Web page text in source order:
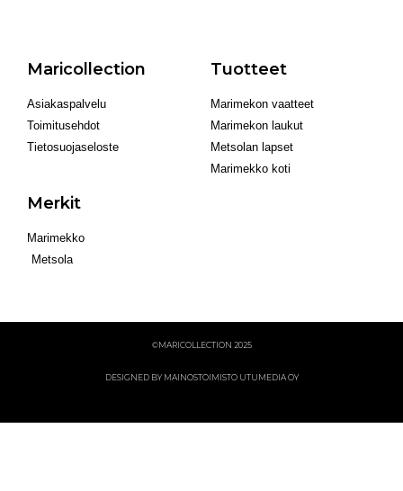
Maricollection
Asiakaspalvelu
Toimitusehdot
Tietosuojaseloste
Tuotteet
Marimekon vaatteet
Marimekon laukut
Metsolan lapset
Marimekko koti
Merkit
Marimekko
Metsola
©MARICOLLECTION 2025
DESIGNED BY MAINOSTOIMISTO UTUMEDIA OY